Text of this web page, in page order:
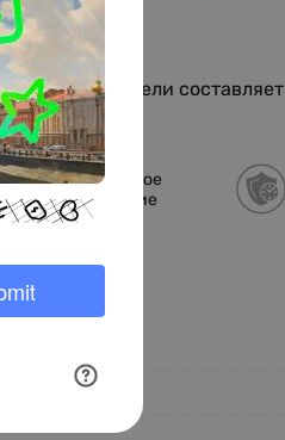
одной панели составляет
Стильное
решение